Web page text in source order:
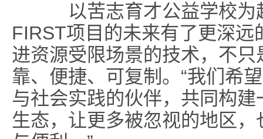
以苦志育才公益学校为
FIRST项目的未来有了更深
进资源受限场景的技术，不
靠、便捷、可复制。“我们希
与社会实践的伙伴，共同构
生态，让更多被忽视的地区